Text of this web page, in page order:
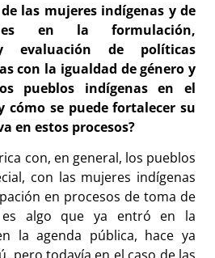
las mujeres indígenas y de
en la formulación,
evaluación de políticas
con la igualdad de género y
pueblos indígenas en el
cómo se puede fortalecer su
en estos procesos?
con, en general, los pueblos
con las mujeres indígenas
en procesos de toma de
es algo que ya entró en la
la agenda pública, hace ya